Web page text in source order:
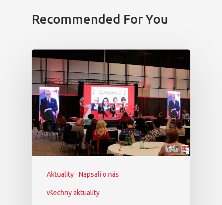
Recommended For You
Aktuality Napsali o nás
všechny aktuality